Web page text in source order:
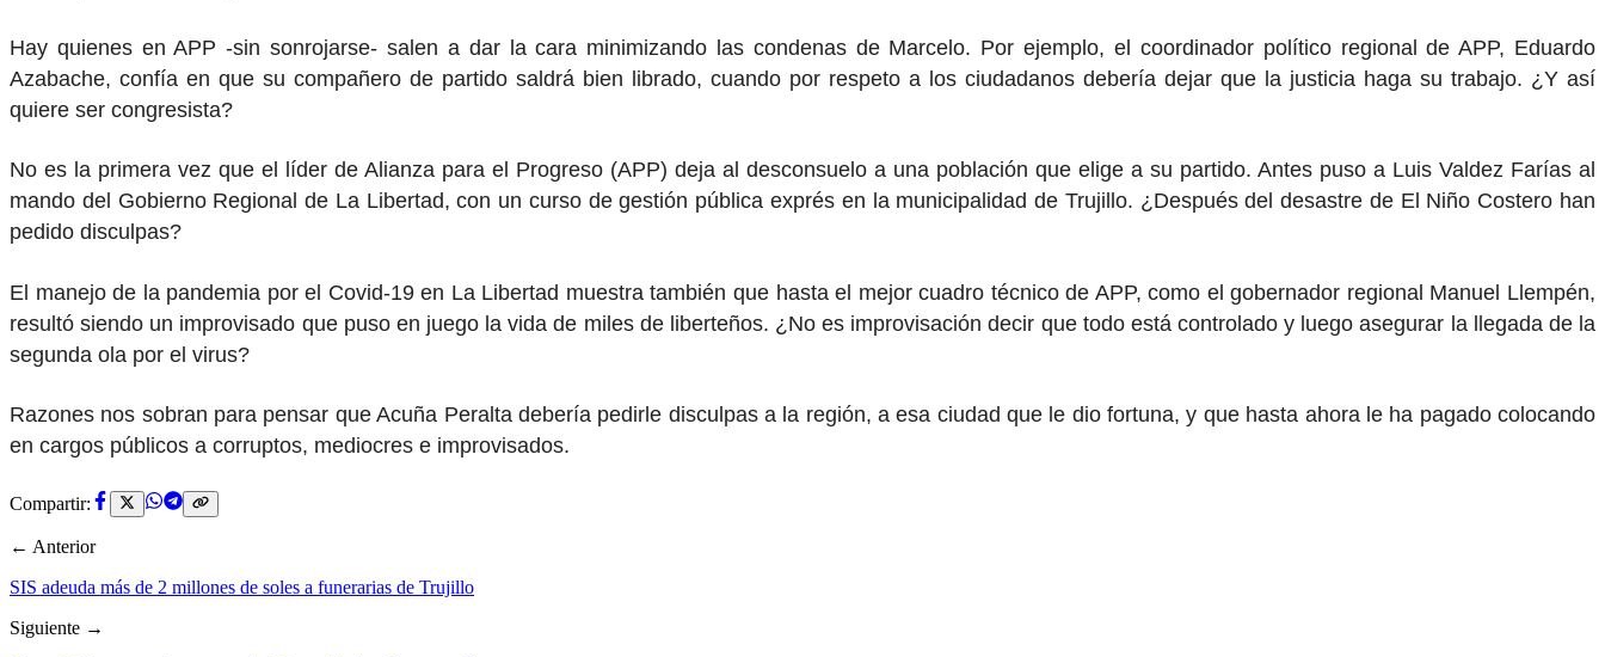
Hay quienes en APP -sin sonrojarse- salen a dar la cara minimizando las condenas de Marcelo. Por ejemplo, el coordinador político regional de APP, Eduardo
Azabache, confía en que su compañero de partido saldrá bien librado, cuando por respeto a los ciudadanos debería dejar que la justicia haga su trabajo. ¿Y así
quiere ser congresista?
No es la primera vez que el líder de Alianza para el Progreso (APP) deja al desconsuelo a una población que elige a su partido. Antes puso a Luis Valdez Farías al
mando del Gobierno Regional de La Libertad, con un curso de gestión pública exprés en la municipalidad de Trujillo. ¿Después del desastre de El Niño Costero han
pedido disculpas?
El manejo de la pandemia por el Covid-19 en La Libertad muestra también que hasta el mejor cuadro técnico de APP, como el gobernador regional Manuel Llempén,
resultó siendo un improvisado que puso en juego la vida de miles de liberteños. ¿No es improvisación decir que todo está controlado y luego asegurar la llegada de la
segunda ola por el virus?
Razones nos sobran para pensar que Acuña Peralta debería pedirle disculpas a la región, a esa ciudad que le dio fortuna, y que hasta ahora le ha pagado colocando
en cargos públicos a corruptos, mediocres e improvisados.
Compartir:
← Anterior
SIS adeuda más de 2 millones de soles a funerarias de Trujillo
Siguiente →